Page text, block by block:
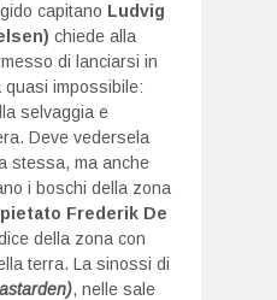
capitano Ludvig
chiede alla
di lanciarsi in
impossibile:
selvaggia e
Deve vedersela
stessa, ma anche
i boschi della zona
Frederik De
della zona con
terra. La sinossi di
, nelle sale